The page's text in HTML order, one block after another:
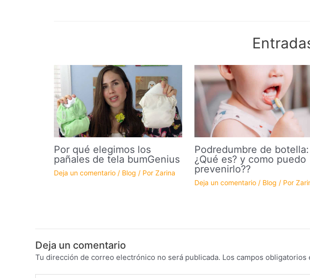
Por qué elegimos los
pañales de tela bumGenius
Deja un comentario / Blog / Por Zarina
Podredumbre de botella:
¿Qué es? y como puedo
prevenirlo??
Deja un comentario / Blog / Por
Deja un comentario
Tu dirección de correo electrónico no será publicada. Los campos obligatorios